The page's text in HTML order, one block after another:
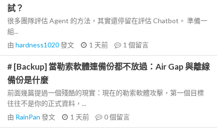
試？
很多團隊評估 Agent 的方法，其實還停留在評估 Chatbot。 準備一
組...
由 hardness1020發文 1 天前 1 個留言
# [Backup] 當勒索軟體連備份都不放過：Air Gap 與離線
備份是什麼
前面幾篇提過一個殘酷的現實：現在的勒索軟體攻擊，第一個目標
往往不是你的正式資料，...
由 RainPan 發文 1 天前 0個留言